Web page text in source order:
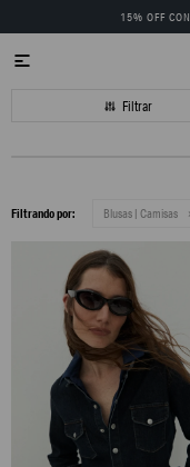
15% OFF

Filtrando por: Blusas | Camisas